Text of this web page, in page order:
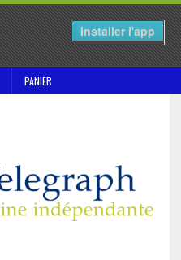
Installer l'app
PANIER